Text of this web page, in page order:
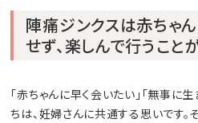
陣痛ジンクスは赤ちゃ
せず、楽しんで行うこと
「赤ちゃんに早く会いたい」「無事に
ちは、妊婦さんに共通する思いです。